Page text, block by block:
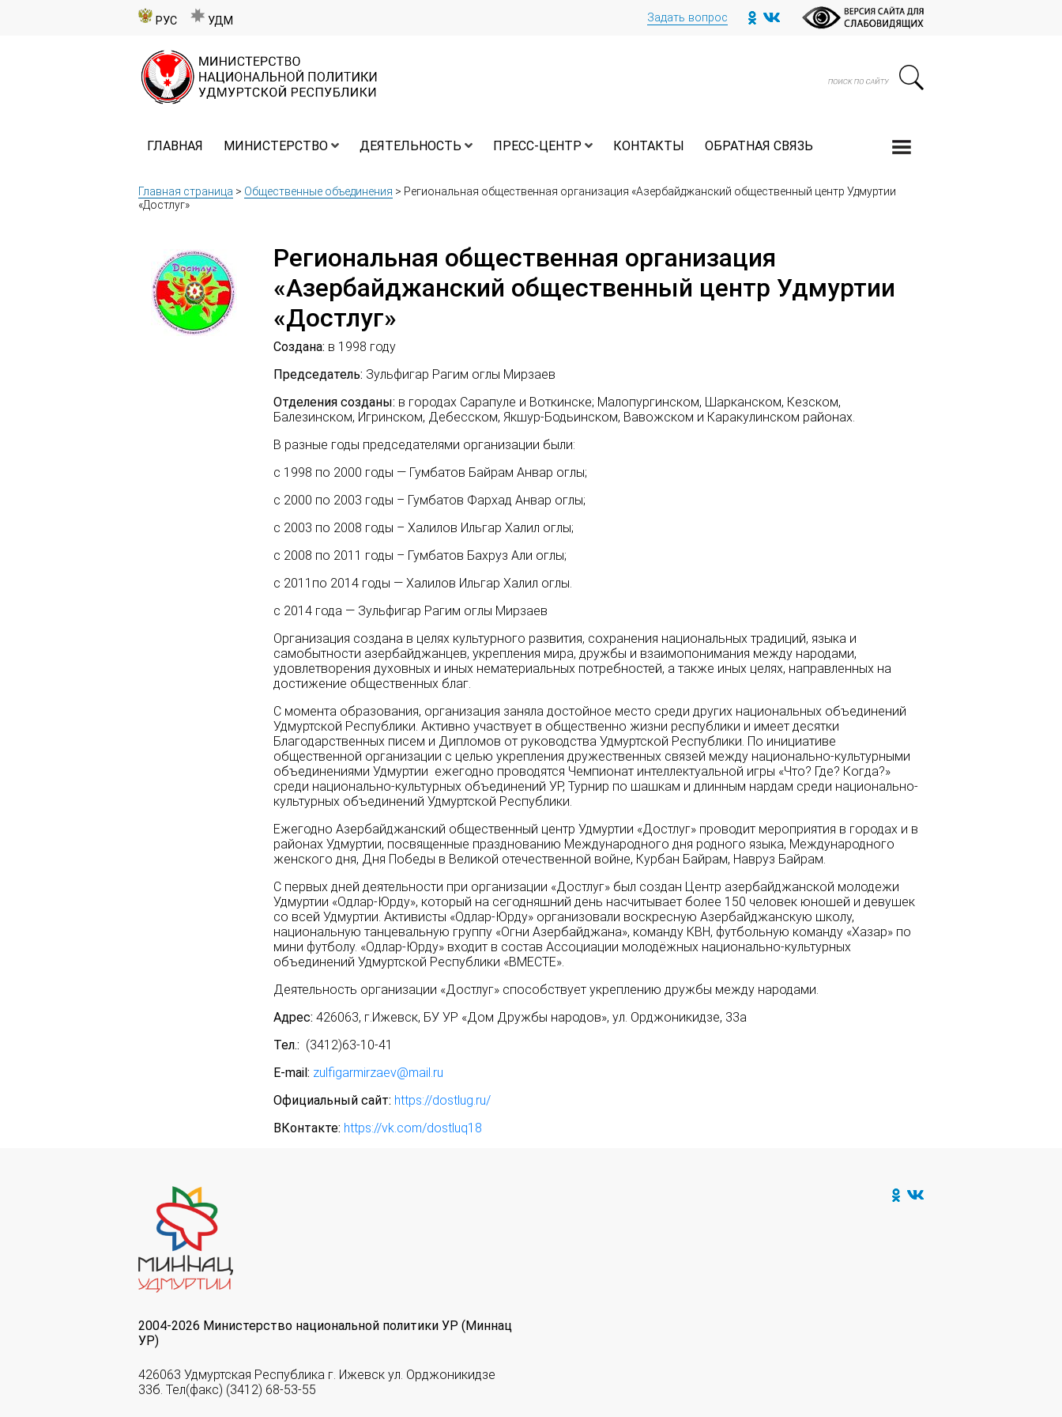
РУС УДМ Задать вопрос
ГЛАВНАЯ МИНИСТЕРСТВО ДЕЯТЕЛЬНОСТЬ ПРЕСС-ЦЕНТР КОНТАКТЫ ОБРАТНАЯ СВЯЗЬ
Главная страница > Общественные объединения > Региональная общественная организация «Азербайджанский общественный центр Удмуртии
«Достлуг»
Региональная общественная организация
«Азербайджанский общественный центр Удмуртии
«Достлуг»
Создана: в 1998 году
Председатель: Зульфигар Рагим оглы Мирзаев
Отделения созданы: в городах Сарапуле и Воткинске; Малопургинском, Шарканском, Кезском,
Балезинском, Игринском, Дебесском, Якшур-Бодьинском, Вавожском и Каракулинском районах.
В разные годы председателями организации были:
с 1998 по 2000 годы — Гумбатов Байрам Анвар оглы;
с 2000 по 2003 годы – Гумбатов Фархад Анвар оглы;
с 2003 по 2008 годы – Халилов Ильгар Халил оглы;
с 2008 по 2011 годы – Гумбатов Бахруз Али оглы;
с 2011по 2014 годы — Халилов Ильгар Халил оглы.
с 2014 года — Зульфигар Рагим оглы Мирзаев
Организация создана в целях культурного развития, сохранения национальных традиций, языка и
самобытности азербайджанцев, укрепления мира, дружбы и взаимопонимания между народами,
удовлетворения духовных и иных нематериальных потребностей, а также иных целях, направленных на
достижение общественных благ.
С момента образования, организация заняла достойное место среди других национальных объединений
Удмуртской Республики. Активно участвует в общественно жизни республики и имеет десятки
Благодарственных писем и Дипломов от руководства Удмуртской Республики. По инициативе
общественной организации с целью укрепления дружественных связей между национально-культурными
объединениями Удмуртии ежегодно проводятся Чемпионат интеллектуальной игры «Что? Где? Когда?»
среди национально-культурных объединений УР, Турнир по шашкам и длинным нардам среди национально-
культурных объединений Удмуртской Республики.
Ежегодно Азербайджанский общественный центр Удмуртии «Достлуг» проводит мероприятия в городах и в
районах Удмуртии, посвященные празднованию Международного дня родного языка, Международного
женского дня, Дня Победы в Великой отечественной войне, Курбан Байрам, Навруз Байрам.
С первых дней деятельности при организации «Достлуг» был создан Центр азербайджанской молодежи
Удмуртии «Одлар-Юрду», который на сегодняшний день насчитывает более 150 человек юношей и девушек
со всей Удмуртии. Активисты «Одлар-Юрду» организовали воскресную Азербайджанскую школу,
национальную танцевальную группу «Огни Азербайджана», команду КВН, футбольную команду «Хазар» по
мини футболу. «Одлар-Юрду» входит в состав Ассоциации молодёжных национально-культурных
объединений Удмуртской Республики «ВМЕСТЕ».
Деятельность организации «Достлуг» способствует укреплению дружбы между народами.
Адрес: 426063, г.Ижевск, БУ УР «Дом Дружбы народов», ул. Орджоникидзе, 33а
Тел.: (3412)63-10-41
Е-mail: zulfigarmirzaev@mail.ru
Официальный сайт: https://dostlug.ru/
ВКонтакте: https://vk.com/dostluq18
2004-2026 Министерство национальной политики УР (Миннац
УР)
426063 Удмуртская Республика г. Ижевск ул. Орджоникидзе
33б. Тел(факс) (3412) 68-53-55